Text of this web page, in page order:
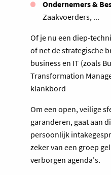
Ondernemers &
Zaakvoerders, ...
Of je nu een diep-
of net de strategische
business en IT (zoals
Transformation
klankbord
Om een open, veilige
garanderen, gaat aan
persoonlijk
zeker van een groep
verborgen agenda's.